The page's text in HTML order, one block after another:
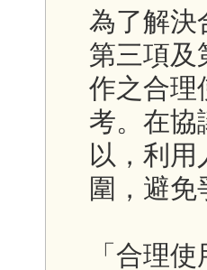
為了解決
第三項及
作之合理
考。在協
以，利
圍，避免
「合理